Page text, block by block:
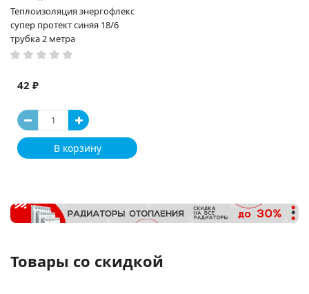
Теплоизоляция энергофлекс
супер протект синяя 18/6
трубка 2 метра
42 ₽
В корзину
Товары со скидкой